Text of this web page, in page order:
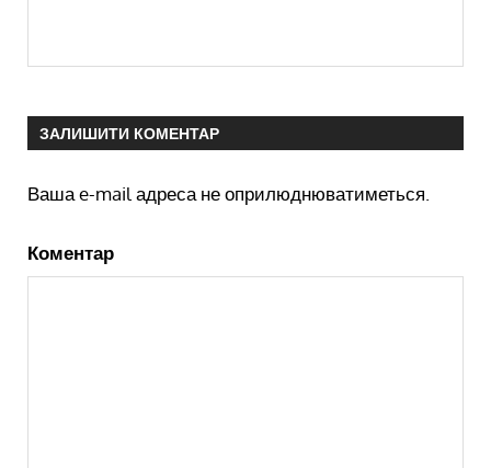
ЗАЛИШИТИ КОМЕНТАР
Ваша e-mail адреса не оприлюднюватиметься.
Коментар